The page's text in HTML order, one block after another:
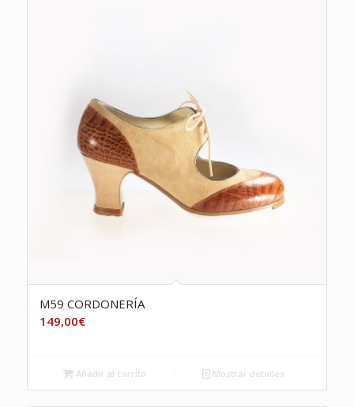
M59 CORDONERÍA
149,00€
Añadir al carrito Mostrar detalles